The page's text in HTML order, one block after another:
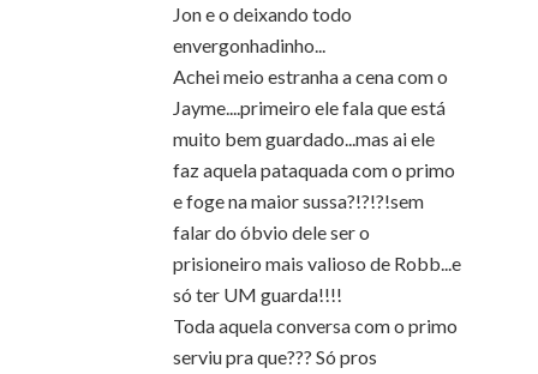
Jon e o deixando todo
envergonhadinho...
Achei meio estranha a cena com o
Jayme....primeiro ele fala que está
muito bem guardado...mas ai ele
faz aquela pataquada com o primo
e foge na maior sussa?!?!?!sem
falar do óbvio dele ser o
prisioneiro mais valioso de Robb...e
só ter UM guarda!!!!
Toda aquela conversa com o primo
serviu pra que??? Só pros